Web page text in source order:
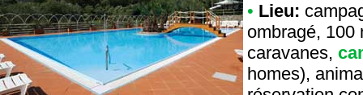
• Lieu:
ombragé, 100
caravanes,
homes),